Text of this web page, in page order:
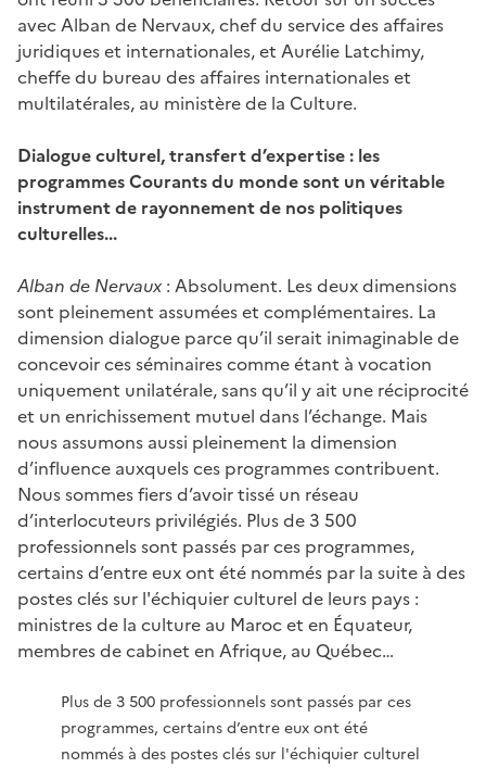
avec Alban de Nervaux, chef du service des affaires
juridiques et internationales, et Aurélie Latchimy,
cheffe du bureau des affaires internationales et
multilatérales, au ministère de la Culture.
Dialogue culturel, transfert d’expertise : les
programmes Courants du monde sont un véritable
instrument de rayonnement de nos politiques
culturelles...
Alban de Nervaux : Absolument. Les deux dimensions
sont pleinement assumées et complémentaires. La
dimension dialogue parce qu’il serait inimaginable de
concevoir ces séminaires comme étant à vocation
uniquement unilatérale, sans qu’il y ait une réciprocité
et un enrichissement mutuel dans l’échange. Mais
nous assumons aussi pleinement la dimension
d’influence auxquels ces programmes contribuent.
Nous sommes fiers d’avoir tissé un réseau
d’interlocuteurs privilégiés. Plus de 3 500
professionnels sont passés par ces programmes,
certains d’entre eux ont été nommés par la suite à des
postes clés sur l'échiquier culturel de leurs pays :
ministres de la culture au Maroc et en Équateur,
membres de cabinet en Afrique, au Québec…
Plus de 3 500 professionnels sont passés par ces
programmes, certains d’entre eux ont été
nommés à des postes clés sur l'échiquier culturel